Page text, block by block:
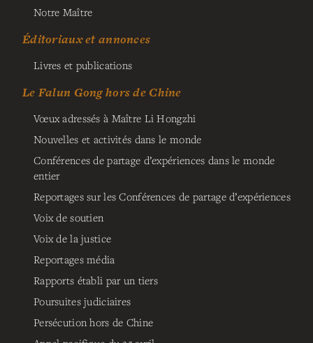
Notre Maître
Éditoriaux et annonces
Livres et publications
Le Falun Gong hors de Chine
Vœux adressés à Maître Li Hongzhi
Nouvelles et activités dans le monde
Conférences de partage d’expériences dans le monde
entier
Reportages sur les Conférences de partage d’expériences
Voix de soutien
Voix de la justice
Reportages média
Rapports établi par un tiers
Poursuites judiciaires
Persécution hors de Chine